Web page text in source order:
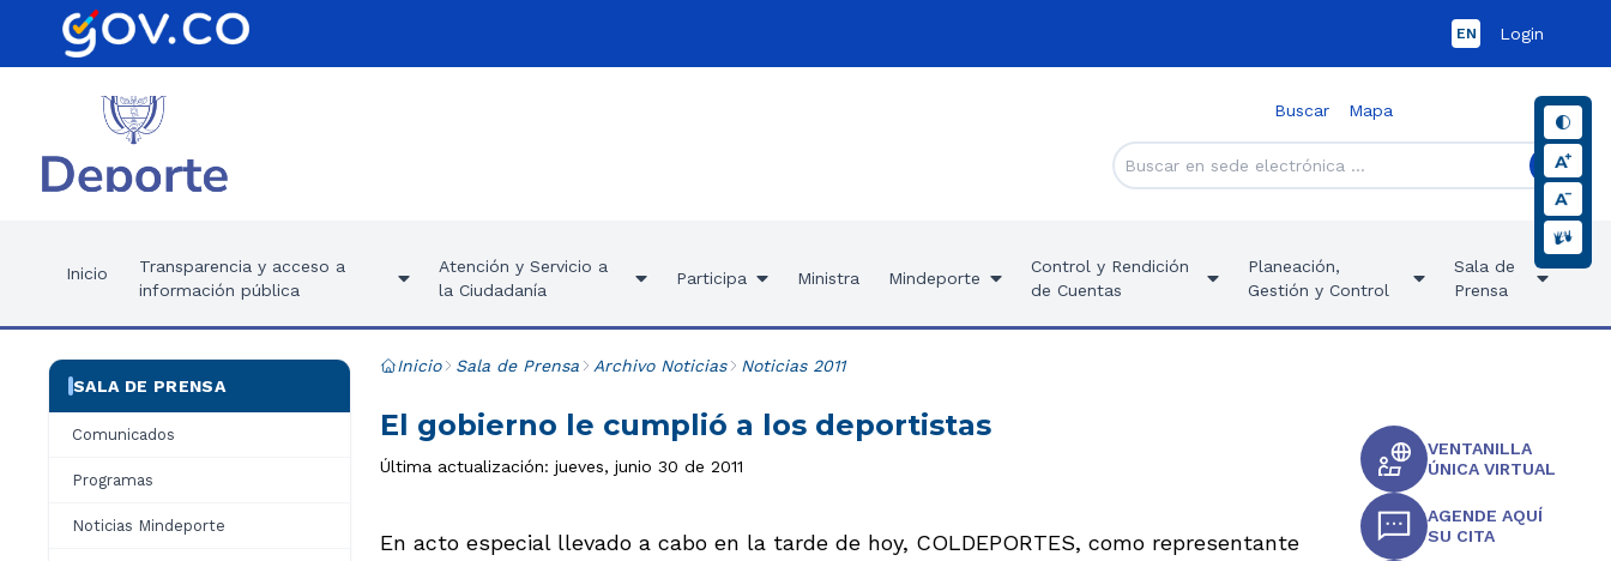
EN Login
Buscar Mapa
Inicio
Transparencia y acceso a
información pública
Atención y Servicio a
la Ciudadanía
Participa Ministra Mindeporte
Control y Rendición
de Cuentas
Planeación,
Gestión y Control
Sala de
Prensa
SALA DE PRENSA
Comunicados
Programas
Noticias Mindeporte
Inicio Sala de Prensa Archivo Noticias Noticias 2011
El gobierno le cumplió a los deportistas
Última actualización: jueves, junio 30 de 2011
En acto especial llevado a cabo en la tarde de hoy, COLDEPORTES, como representante
VENTANILLA
ÚNICA VIRTUAL
AGENDE AQUÍ
SU CITA